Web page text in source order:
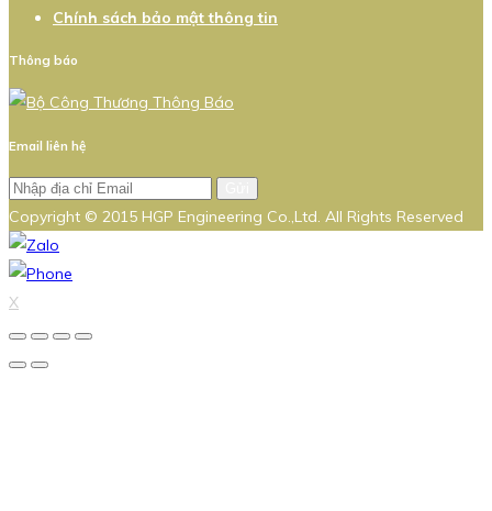
Chính sách bảo mật thông tin
Thông báo
Email liên hệ
Copyright © 2015 HGP Engineering Co.,Ltd. All Rights Reserved
X